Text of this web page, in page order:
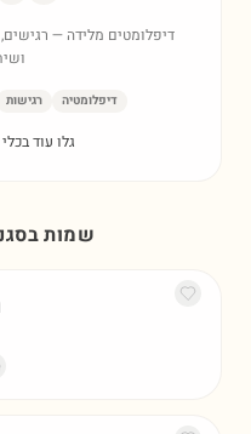
דיפלומטים מלידה —
דיפלומטיה רגישות
גלו עוד
שמות